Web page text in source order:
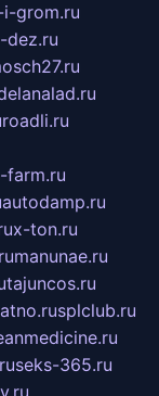
grom.ru
dez.ru
roadli.ru
farm.ru
autodamp.ru
x-ton.ru
manunae.ru
tajuncos.ru
splclub.ru
seks-365.ru